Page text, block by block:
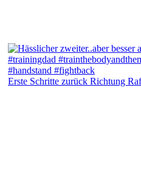
Erste Schritte zurück Richtung